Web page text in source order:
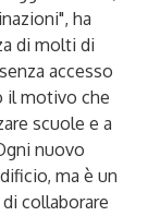
ha
di molti di
accesso
il motivo che
scuole e a
nuovo
ma è un
collaborare